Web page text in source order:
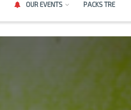
OUR EVENTS PACKS TRE